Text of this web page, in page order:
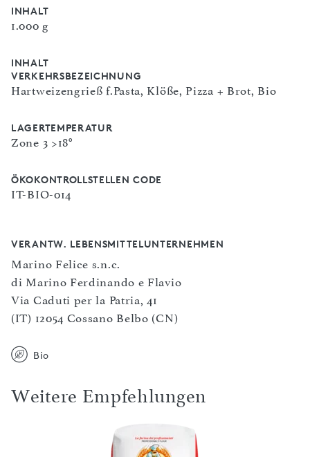
INHALT
1.000 g
INHALT
VERKEHRSBEZEICHNUNG
Hartweizengrieß f.Pasta, Klöße, Pizza + Brot, Bio
LAGERTEMPERATUR
Zone 3 >18°
ÖKOKONTROLLSTELLEN CODE
IT-BIO-014
VERANTW. LEBENSMITTELUNTERNEHMEN
Marino Felice s.n.c.
di Marino Ferdinando e Flavio
Via Caduti per la Patria, 41
(IT) 12054 Cossano Belbo (CN)
Bio
Weitere Empfehlungen